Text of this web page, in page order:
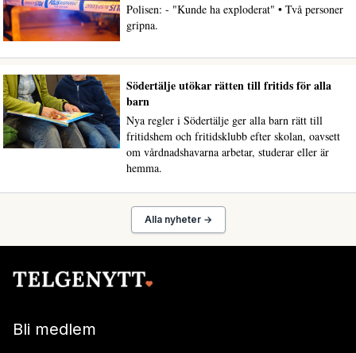
Polisen: - "Kunde ha exploderat" • Två personer
gripna.
Södertälje utökar rätten till fritids för alla
barn
Nya regler i Södertälje ger alla barn rätt till
fritidshem och fritidsklubb efter skolan, oavsett
om vårdnadshavarna arbetar, studerar eller är
hemma.
Alla nyheter →
Bli medlem